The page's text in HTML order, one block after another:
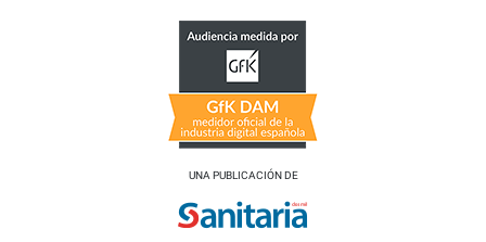
UNA PUBLICACIÓN DE